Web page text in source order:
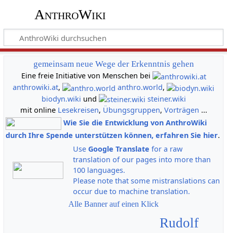
AnthroWiki
gemeinsam neue Wege der Erkenntnis gehen
Eine freie Initiative von Menschen bei
anthrowiki.at, anthro.world,
biodyn.wiki und
steiner.wiki
mit online Lesekreisen, Übungsgruppen, Vorträgen ...
Wie Sie die Entwicklung von AnthroWiki
durch Ihre Spende unterstützen können, erfahren Sie hier.
Use Google Translate for a raw
translation of our pages into more than
100 languages.
Please note that some mistranslations can
occur due to machine translation.
Alle Banner auf einen Klick
Rudolf